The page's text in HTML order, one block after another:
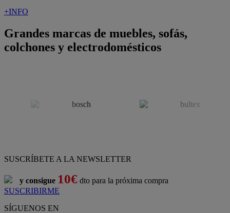
+INFO
Grandes marcas de muebles, sofás,
colchones y electrodomésticos
SUSCRÍBETE A LA NEWSLETTER
y consigue 10€ dto para la próxima compra
SUSCRIBIRME
SÍGUENOS EN